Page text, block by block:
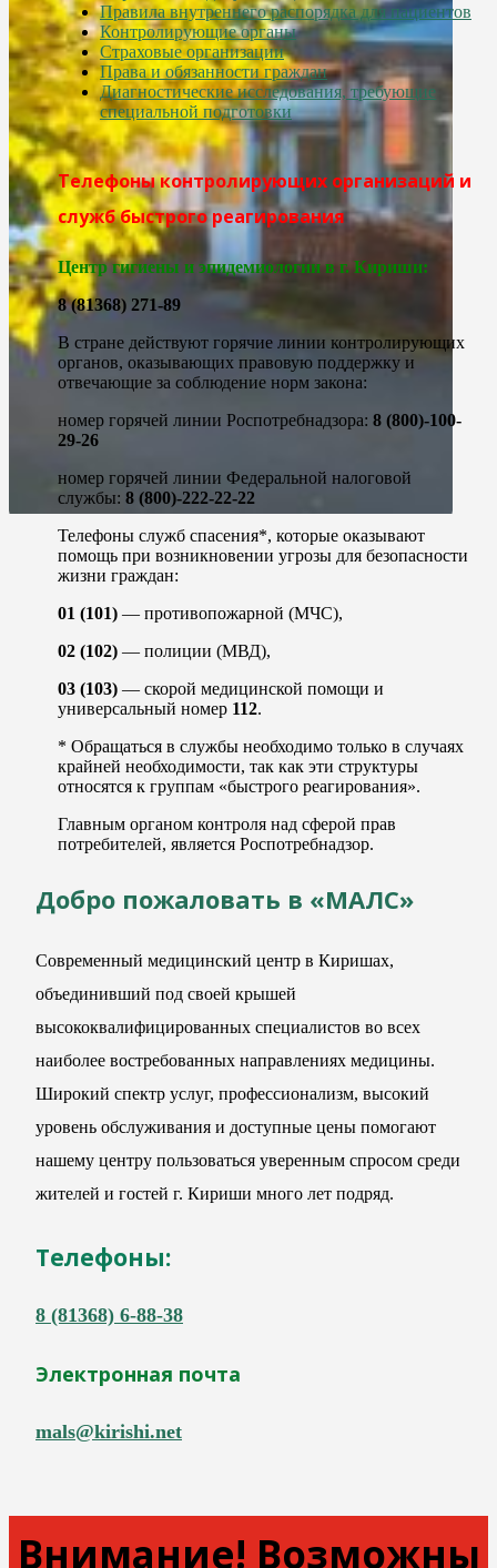
Правила внутреннего распорядка для пациентов
Контролирующие органы
Страховые организации
Права и обязанности граждан
Диагностические исследования, требующие
специальной подготовки
Телефоны контролирующих организаций и
служб быстрого реагирования
Центр гигиены и эпидемиологии в г. Кириши:
8 (81368) 271-89
В стране действуют горячие линии контролирующих
органов, оказывающих правовую поддержку и
отвечающие за соблюдение норм закона:
номер горячей линии Роспотребнадзора: 8 (800)-100-
29-26
номер горячей линии Федеральной налоговой
службы: 8 (800)-222-22-22
Телефоны служб спасения*, которые оказывают
помощь при возникновении угрозы для безопасности
жизни граждан:
01 (101) — противопожарной (МЧС),
02 (102) — полиции (МВД),
03 (103) — скорой медицинской помощи и
универсальный номер 112.
* Обращаться в службы необходимо только в случаях
крайней необходимости, так как эти структуры
относятся к группам «быстрого реагирования».
Главным органом контроля над сферой прав
потребителей, является Роспотребнадзор.
Добро пожаловать в «МАЛС»
Современный медицинский центр в Киришах,
объединивший под своей крышей
высококвалифицированных специалистов во всех
наиболее востребованных направлениях медицины.
Широкий спектр услуг, профессионализм, высокий
уровень обслуживания и доступные цены помогают
нашему центру пользоваться уверенным спросом среди
жителей и гостей г. Кириши много лет подряд.
Телефоны:
8 (81368) 6-88-38
Электронная почта
mals@kirishi.net
Внимание! Возможны